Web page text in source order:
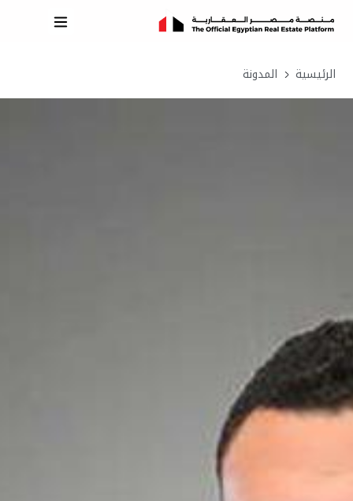
الرئيسية المدونة